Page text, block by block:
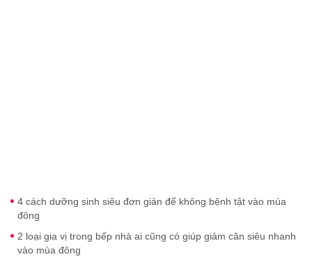
4 cách dưỡng sinh siêu đơn giản để không bệnh tật vào mùa
đông
2 loại gia vị trong bếp nhà ai cũng có giúp giảm cân siêu nhanh
vào mùa đông